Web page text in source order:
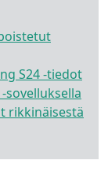
S24 -tiedot
sovelluksella
rikkinäisestä